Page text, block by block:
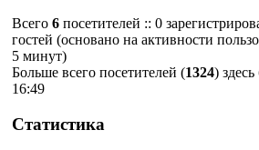
Всего 6 посетителей :: 0
гостей (основано на активности
5 минут)
Больше всего посетителей (1324)
16:49
Статистика